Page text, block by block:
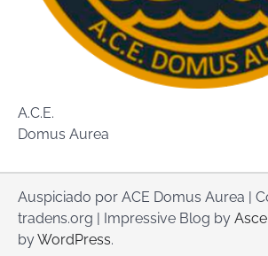
A.C.E.
Domus Aurea
Auspiciado por ACE Domus Aurea |
tradens.org | Impressive Blog by
byWordPress.